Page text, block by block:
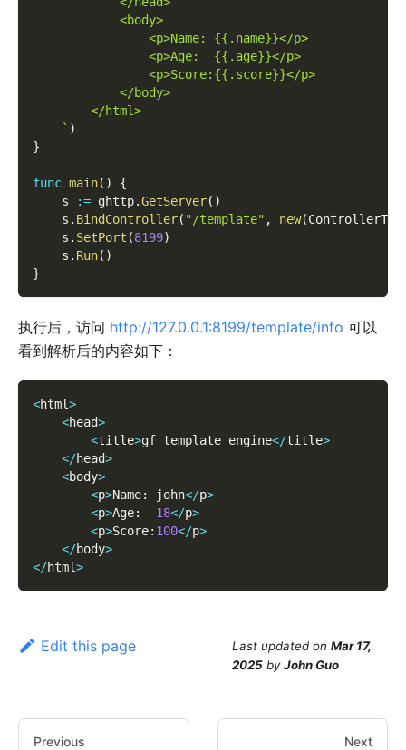
            <body>
                <p>Name: {{.name}}</p>
                <p>Age:  {{.age}}</p>
                <p>Score:{{.score}}</p>
            </body>
        </html>
    `
)
}
func main( )
{
    s
:= ghttp.GetServer( )
    s
. BindController( "/template" , new(
    s
. SetPort (8199)
    s
. Run( )
}
执行后，访问 http://127.0.0.1:8199/template/info 可以
看到解析后的内容如下：
<html>
<head>
<title>gf template engine</title>
</head>
<body>
<p>Name: john</p>
<p>Age: 18</p>
<p>Score: 100</p>
</body>
</html>
Edit this page Last updated on Mar 17,
2025 byJohn Guo
Previous Next